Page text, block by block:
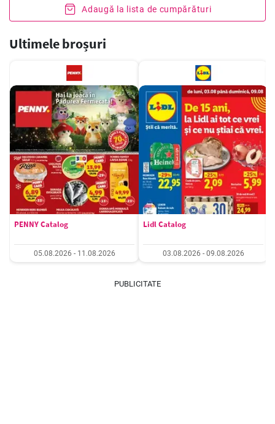
Adaugă la lista de cumpărături
Ultimele broșuri
PENNY Catalog
05.08.2026 - 11.08.2026
Lidl Catalog
03.08.2026 - 09.08.2026
PUBLICITATE